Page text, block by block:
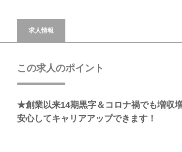
求人情報
この求人のポイント
★創業以来14期黒字＆コロナ禍でも増収
安心してキャリアアップできます！